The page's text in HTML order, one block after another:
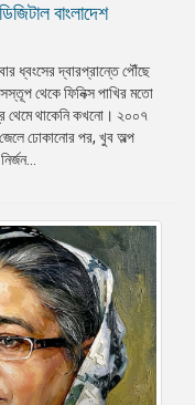
বাংলাদেশ
ধ্বংসের দ্বারপ্রান্তে পৌঁছে
থেকে ফিনিক্স পাখির মতো
থেমে থাকেনি কখনো। ২০০৭
ঢোকানোর পর, খুব অল্প